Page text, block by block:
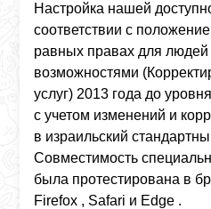
Настройка нашей
соответствии с
равных правах для
возможностями
услуг) 2013 года до
с учетом изменений и
в израильский
Совместимость
была протестирована в
Firefox , Safari и Edge .